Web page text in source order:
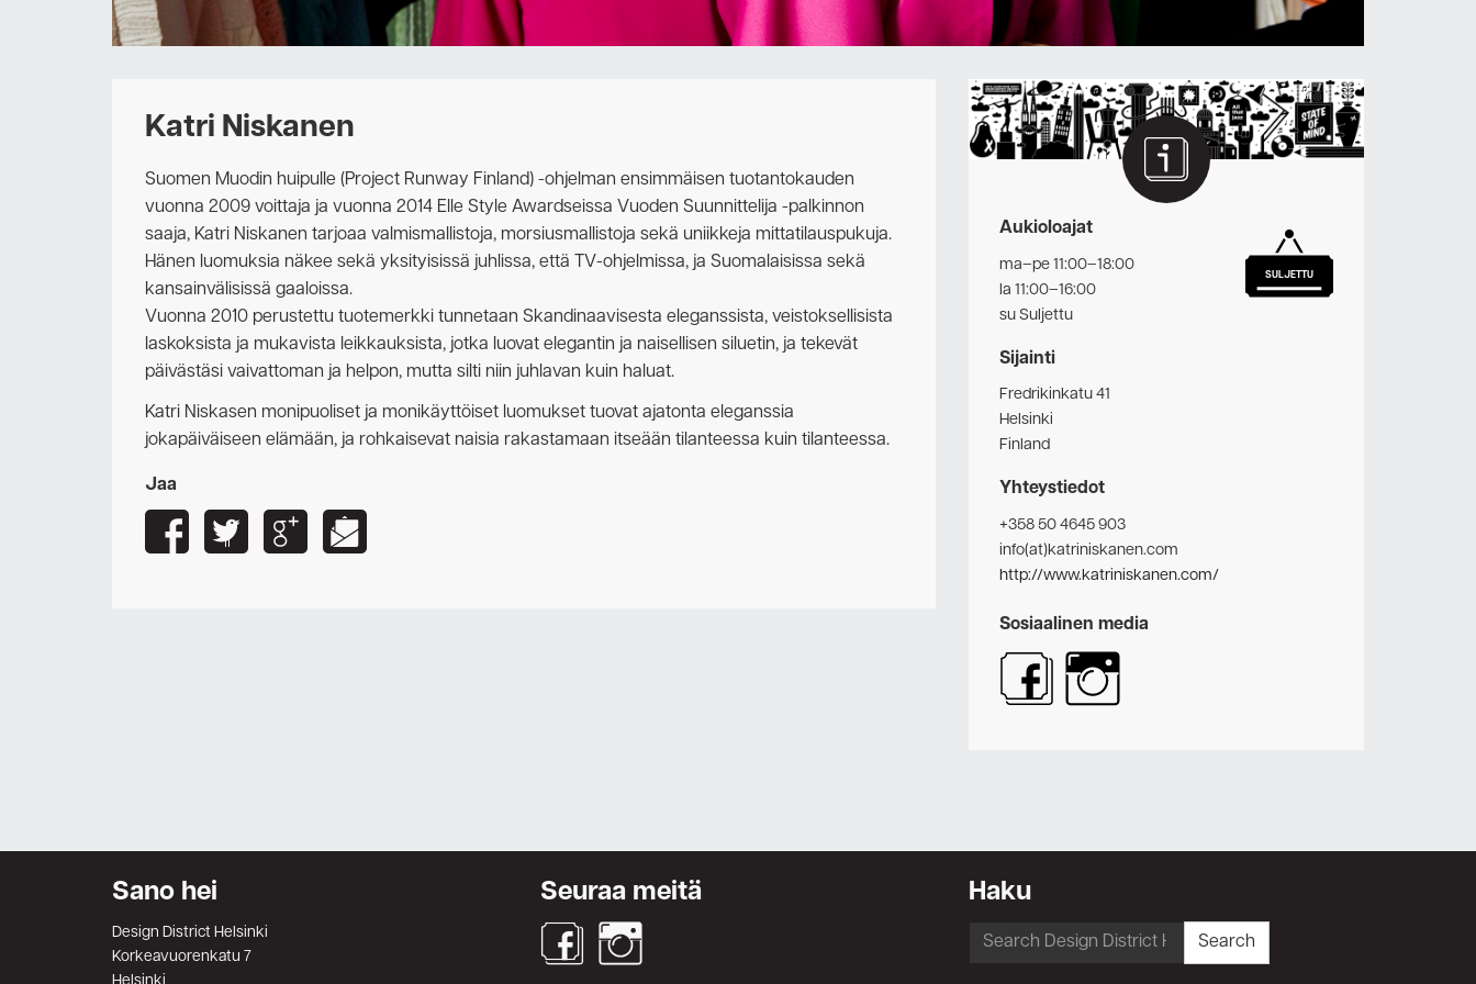
Ota yhteyttä
Katri Niskanen
Suomen Muodin huipulle (Project Runway Finland) -ohjelman ensimmäisen tuotantokauden
vuonna 2009 voittaja ja vuonna 2014 Elle Style Awardseissa Vuoden Suunnittelija -palkinnon
saaja, Katri Niskanen tarjoaa valmismallistoja, morsiusmallistoja sekä uniikkeja mittatilauspukuja.
Hänen luomuksia näkee sekä yksityisissä juhlissa, että TV-ohjelmissa, ja Suomalaisissa sekä
kansainvälisissä gaaloissa.
Vuonna 2010 perustettu tuotemerkki tunnetaan Skandinaavisesta eleganssista, veistoksellisista
laskoksista ja mukavista leikkauksista, jotka luovat elegantin ja naisellisen siluetin, ja tekevät
päivästäsi vaivattoman ja helpon, mutta silti niin juhlavan kuin haluat.
Katri Niskasen monipuoliset ja monikäyttöiset luomukset tuovat ajatonta eleganssia
jokapäiväiseen elämään, ja rohkaisevat naisia rakastamaan itseään tilanteessa kuin tilanteessa.
Jaa
Aukioloajat
ma–pe 11:00–18:00
la 11:00–16:00
su Suljettu
SULJETTU
Sijainti
Fredrikinkatu 41
Helsinki
Finland
Yhteystiedot
+358 50 4645 903
info(at)katriniskanen.com
http://www.katriniskanen.com/
Sosiaalinen media
Sano hei
Design District Helsinki
Korkeavuorenkatu 7
Seuraa meitä Haku
Search
Search